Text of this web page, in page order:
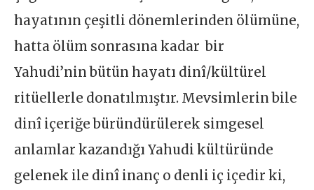
hayatının çeşitli dönemlerinden ölümüne,
hatta ölüm sonrasına kadar bir
Yahudi’nin bütün hayatı dinî/kültürel
ritüellerle donatılmıştır. Mevsimlerin bile
dinî içeriğe büründürülerek simgesel
anlamlar kazandığı Yahudi kültüründe
gelenek ile dinî inanç o denli iç içedir ki,